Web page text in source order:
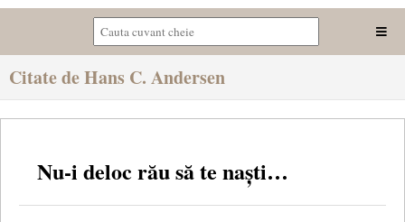
Citate de Hans C. Andersen
Nu-i deloc rău să te naști…